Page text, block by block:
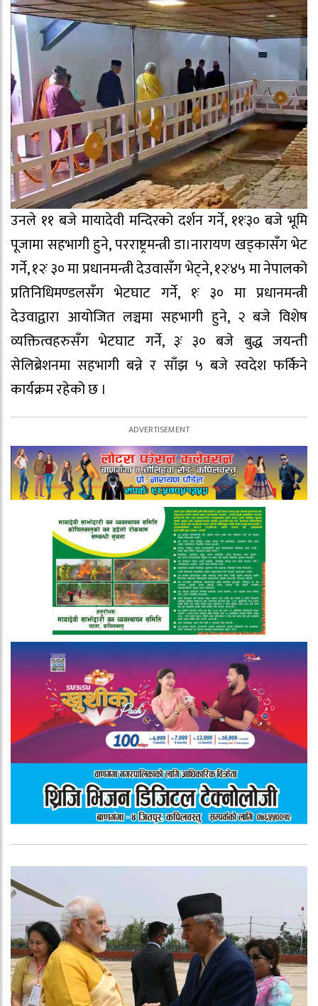
उनले ११ बजे मायादेवी मन्दिरको दर्शन गर्ने, ११ः३० बजे भूमि
पूजामा सहभागी हुने, परराष्ट्रमन्त्री डा।नारायण खड्कासँग भेट
गर्ने, १२ः ३० मा प्रधानमन्त्री देउवासँग भेट्ने, १२ः४५ मा नेपालको
प्रतिनिधिमण्डलसँग भेटघाट गर्ने, १ः ३० मा प्रधानमन्त्री
देउवाद्वारा आयोजित लञ्चमा सहभागी हुने, २ बजे विशेष
व्यक्तित्वहरुसँग भेटघाट गर्ने, ३ः ३० बजे बुद्ध जयन्ती
सेलिब्रेशनमा सहभागी बन्ने र साँझ ५ बजे स्वदेश फर्किने
कार्यक्रम रहेको छ ।